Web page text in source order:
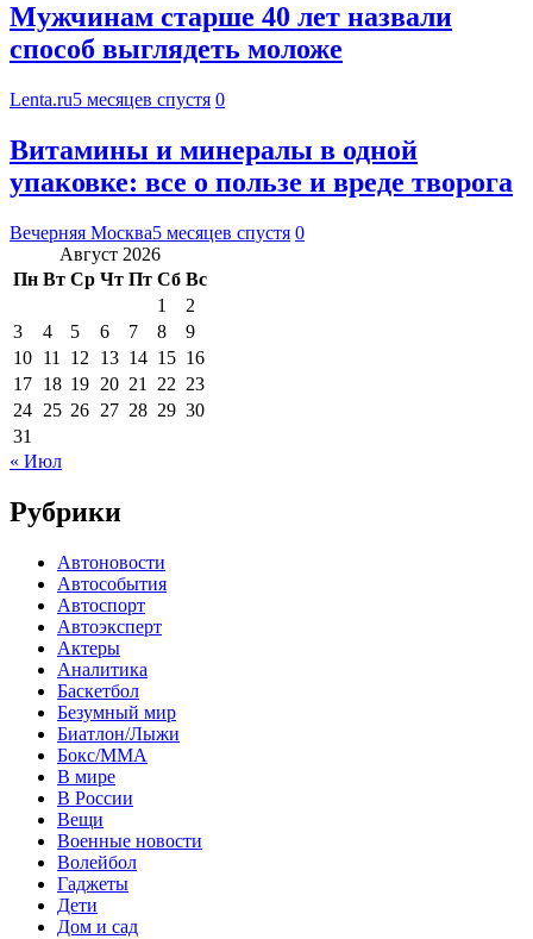
Мужчинам старше 40 лет назвали
способ выглядеть моложе
Lenta.ru5 месяцев спустя 0
Витамины и минералы в одной
упаковке: все о пользе и вреде творога
Вечерняя Москва5 месяцев спустя 0
Август 2026
Пн Вт Ср Чт Пт Сб Вс
1
2
3
4 5 6 7 8
9
10 11 12 13 14 15 16
17 18 19 20 21 22 23
24 25 26 27 28 29 30
31
« Июл
Рубрики
Автоновости
Автособытия
Автоспорт
Автоэксперт
Актеры
Аналитика
Баскетбол
Безумный мир
Биатлон/Лыжи
Бокс/MMA
В мире
В России
Вещи
Военные новости
Волейбол
Гаджеты
Дети
Дом и сад